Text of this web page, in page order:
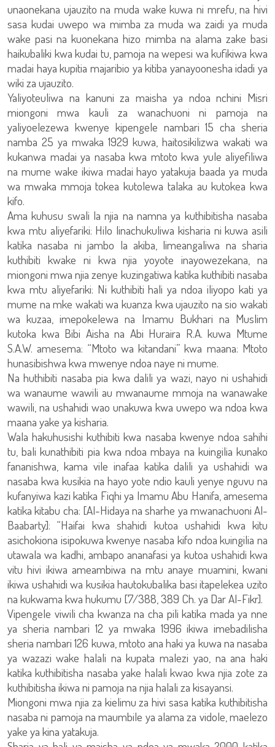
unaonekana ujauzito na muda wake kuwa ni mrefu, na hivi
sasa kudai uwepo wa mimba za muda wa zaidi ya muda
wake pasi na kuonekana hizo mimba na alama zake basi
haikubaliki kwa kudai tu, pamoja na wepesi wa kufikiwa kwa
madai haya kupitia majaribio ya kitiba yanayoonesha idadi ya
wiki za ujauzito.
Yaliyoteuliwa na kanuni za maisha ya ndoa nchini Misri
miongoni mwa kauli za wanachuoni ni pamoja na
yaliyoelezewa kwenye kipengele nambari 15 cha sheria
namba 25 ya mwaka 1929 kuwa, haitosikilizwa wakati wa
kukanwa madai ya nasaba kwa mtoto kwa yule aliyefiliwa
na mume wake ikiwa madai hayo yatakuja baada ya muda
wa mwaka mmoja tokea kutolewa talaka au kutokea kwa
kifo.
Ama kuhusu swali la njia na namna ya kuthibitisha nasaba
kwa mtu aliyefariki: Hilo linachukuliwa kisharia ni kuwa asili
katika nasaba ni jambo la akiba, limeangaliwa na sharia
kuthibiti kwake ni kwa njia yoyote inayowezekana, na
miongoni mwa njia zenye kuzingatiwa katika kuthibiti nasaba
kwa mtu aliyefariki: Ni kuthibiti hali ya ndoa iliyopo kati ya
mume na mke wakati wa kuanza kwa ujauzito na sio wakati
wa kuzaa, imepokelewa na Imamu Bukhari na Muslim
kutoka kwa Bibi Aisha na Abi Huraira R.A. kuwa Mtume
S.A.W. amesema: “Mtoto wa kitandani” kwa maana: Mtoto
hunasibishwa kwa mwenye ndoa naye ni mume.
Na huthibiti nasaba pia kwa dalili ya wazi, nayo ni ushahidi
wa wanaume wawili au mwanaume mmoja na wanawake
wawili, na ushahidi wao unakuwa kwa uwepo wa ndoa kwa
maana yake ya kisharia.
Wala hakuhusishi kuthibiti kwa nasaba kwenye ndoa sahihi
tu, bali kunathibiti pia kwa ndoa mbaya na kuingilia kunako
fananishwa, kama vile inafaa katika dalili ya ushahidi wa
nasaba kwa kusikia na hayo yote ndio kauli yenye nguvu na
kufanyiwa kazi katika Fiqhi ya Imamu Abu Hanifa, amesema
katika kitabu cha: [Al-Hidaya na sharhe ya mwanachuoni Al-
Baabarty]: “Haifai kwa shahidi kutoa ushahidi kwa kitu
asichokiona isipokuwa kwenye nasaba kifo ndoa kuingilia na
utawala wa kadhi, ambapo ananafasi ya kutoa ushahidi kwa
vitu hivi ikiwa ameambiwa na mtu anaye muamini, kwani
ikiwa ushahidi wa kusikia hautokubalika basi itapelekea uzito
na kukwama kwa hukumu [7/388, 389 Ch. ya Dar Al-Fikr].
Vipengele viwili cha kwanza na cha pili katika mada ya nne
ya sheria nambari 12 ya mwaka 1996 ikiwa imebadilisha
sheria nambari 126 kuwa, mtoto ana haki ya kuwa na nasaba
ya wazazi wake halali na kupata malezi yao, na ana haki
katika kuthibitisha nasaba yake halali kwao kwa njia zote za
kuthibitisha ikiwa ni pamoja na njia halali za kisayansi.
Miongoni mwa njia za kielimu za hivi sasa katika kuthibitisha
nasaba ni pamoja na maumbile ya alama za vidole, maelezo
yake ya kina yatakuja.